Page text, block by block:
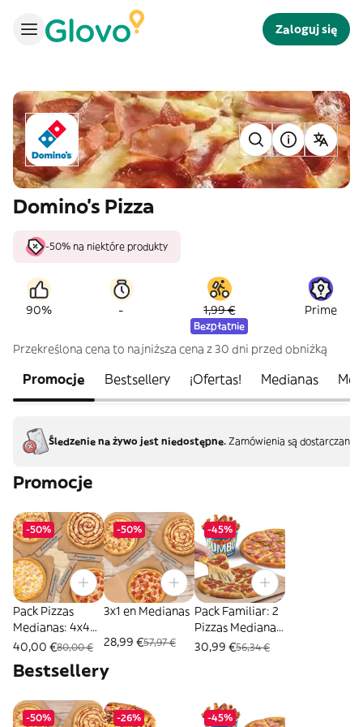
Zaloguj się
Domino's Pizza
-50% na niektóre produkty
90% - 1,99 €
Bezpłatnie
Prime
Przekreślona cena to najniższa cena z 30 dni przed obniżką
Promocje Bestsellery ¡Ofertas! Medianas
Śledzenie na żywo jest niedostępne. Zamówienia są dostarczane
Promocje
-50%
Pack Pizzas
Medianas: 4x40
EUR
40,00 €80,00 €
-50%
3x1 en Medianas
28,99 €57,97 €
-45%
Pack Familiar: 2
Pizzas Medianas
+ Mega Cubo
30,99 €56,34 €
Bestsellery
-50% -26% -45%